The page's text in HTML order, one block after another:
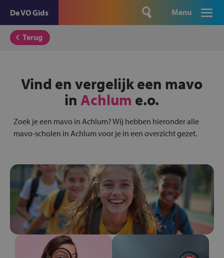
De VO Gids Menu
Terug
Vind en vergelijk een mavo
inAchlum e.o.
Zoek je een mavo in Achlum? Wij hebben hieronder alle
mavo-scholen in Achlum voor je in een overzicht gezet.